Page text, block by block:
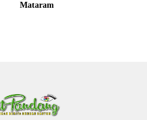
Mataram